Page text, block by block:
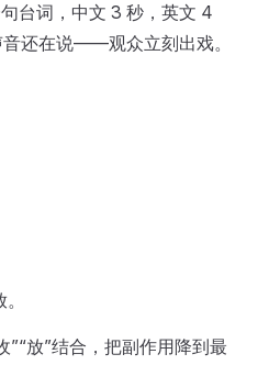
台词，中文 3 秒，英文 4
还在说——观众立刻出戏。
放”结合，把副作用降到最